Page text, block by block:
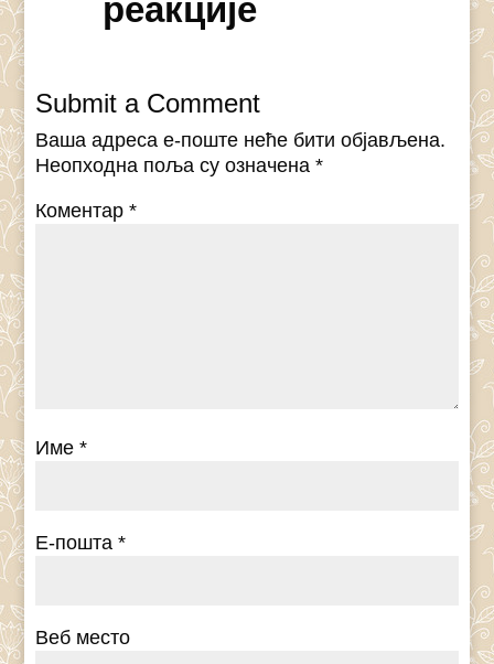
реакције
Submit a Comment
Ваша адреса е-поште неће бити објављена.
Неопходна поља су означена*
Коментар*
Име*
Е-пошта*
Веб место